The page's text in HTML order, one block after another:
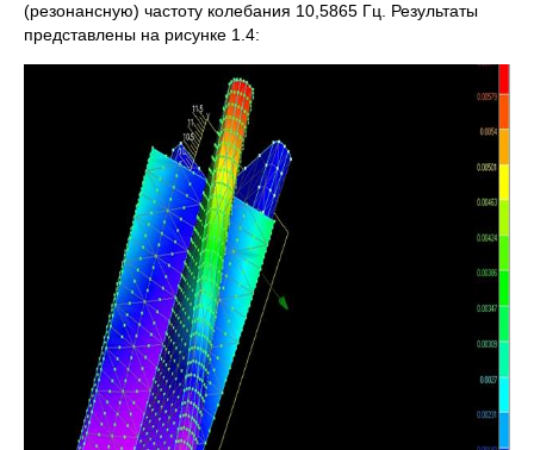
(резонансную) частоту колебания 10,5865 Гц. Результаты
представлены на рисунке 1.4: